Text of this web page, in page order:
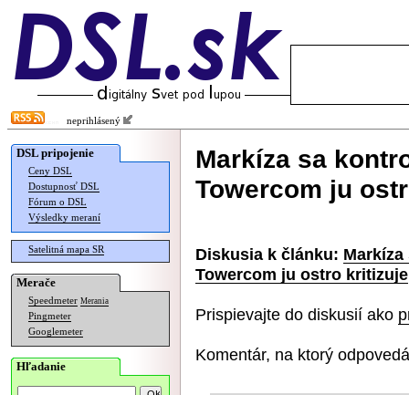
neprihlásený
DSL pripojenie
Ceny DSL
Dostupnosť DSL
Fórum o DSL
Výsledky meraní
Satelitná mapa SR
Merače
Speedmeter Merania
Pingmeter
Googlemeter
Hľadanie
Markíza sa
Towercom ju
Diskusia k článku:
Towercom ju ostro kritizuje
Prispievajte do diskusií ako
Komentár, na ktorý